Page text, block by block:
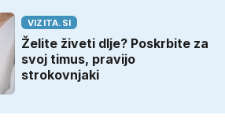
VIZITA.SI
Želite živeti dlje? Poskrbite za
svoj timus, pravijo
strokovnjaki